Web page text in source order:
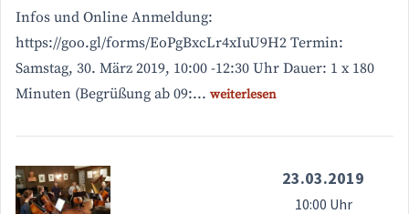
Infos und Online Anmeldung:
https://goo.gl/forms/EoPgBxcLr4xIuU9H2 Termin:
Samstag, 30. März 2019, 10:00 -12:30 Uhr Dauer: 1 x 180
Minuten (Begrüßung ab 09:... weiterlesen
23.03.2019
10:00 Uhr